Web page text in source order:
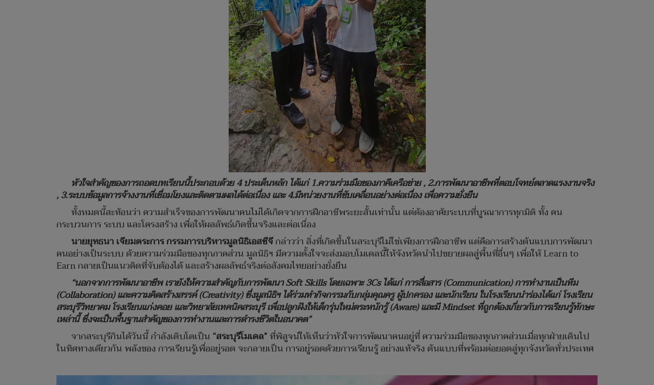
หัวใจสำคัญของการถอดบทเรียนนี้ประกอบด้วย4 ประเด็นหลัก ได้แก่ 1.ความร่วมมือของภาคีเครือข่าย , 2.การพัฒนาอาชีพที่ตอบโจทย์ตลาดแรงงานจริง
, 3.ระบบข้อมูลการจ้างงานที่เชื่อมโยงและติดตามผลได้ต่อเนื่อง และ 4.มีหน่วยงานที่ขับเคลื่อนอย่างต่อเนื่อง เพื่อความยั่งยืน
ทั้งหมดนี้สะท้อนว่า ความสำเร็จของการพัฒนาคนไม่ได้เกิดจากการฝึกอาชีพระยะสั้นเท่านั้น แต่ต้องอาศัยระบบที่บูรณาการทุกมิติ ทั้ง คน
กระบวนการ ระบบ และโครงสร้าง เพื่อให้ผลลัพธ์เกิดขึ้นจริงและต่อเนื่อง
นายยุทธนา เจียมตระการ กรรมการบริหารมูลนิธิเอสซีจีกล่าวว่า สิ่งที่เกิดขึ้นในสระบุรีไม่ใช่เพียงการฝึกอาชีพ แต่คือการสร้างต้นแบบการพัฒนา
คนอย่างเป็นระบบ ด้วยความร่วมมือของทุกภาคส่วน มูลนิธิฯ มีความตั้งใจจะส่งมอบโมเดลนี้ให้จังหวัดนำไปขยายผลสู่พื้นที่อื่นๆ เพื่อให้ Learn to
Earn กลายเป็นแนวคิดที่จับต้องได้ และสร้างผลลัพธ์จริงต่อสังคมไทยอย่างยั่งยืน
“นอกจากการพัฒนาอาชีพ เรายังให้ความสำคัญกับการพัฒนาSoft Skills โดยเฉพาะ 3Cs ได้แก่ การสื่อสาร (Communication) การทำงานเป็นทีม
(Collaboration) และความคิดสร้างสรรค์ (Creativity) ซึ่งมูลนิธิฯ ได้ร่วมทำกิจกรรมกับกลุ่มคุณครู ผู้ปกครอง และนักเรียน ในโรงเรียนนำร่องได้แก่ โรงเรียน
สระบุรีวิทยาคม โรงเรียนแก่งคอย และวิทยาลัยเทคนิคสระบุรี เพื่อปลูกฝังให้เด็กรุ่นใหม่ตระหนักรู้ (Aware) และมี Mindset ที่ถูกต้องเกี่ยวกับการเรียนรู้ทักษะ
เหล่านี้ ซึ่งจะเป็นพื้นฐานสำคัญของการทำงานและการดำรงชีวิตในอนาคต”
จากสระบุรีกินได้วันนี้ กำลังเติบโตเป็น “สระบุรีโมเดล”ที่พิสูจน์ให้เห็นว่าหัวใจการพัฒนาคนอยู่ที่ ความร่วมมือของทุกภาคส่วนเมื่อทุกฝ่ายเดินไป
ในทิศทางเดียวกัน พลังของ การเรียนรู้เพื่ออยู่รอด จะกลายเป็น การอยู่รอดด้วยการเรียนรู้ อย่างแท้จริง ต้นแบบที่พร้อมต่อยอดสู่ทุกจังหวัดทั่วประเทศ